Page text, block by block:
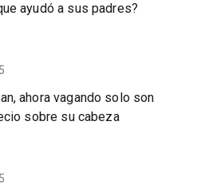
ayudó a sus padres?
ahora vagando solo son
sobre su cabeza